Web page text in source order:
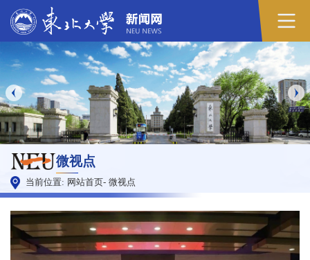
微视点
当前位置: 网站首页- 微视点